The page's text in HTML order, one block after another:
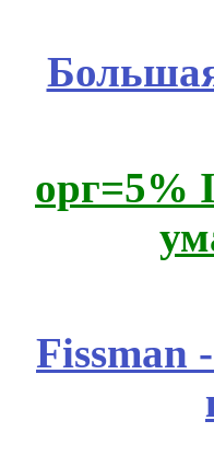
орг=5%
Fissmаn